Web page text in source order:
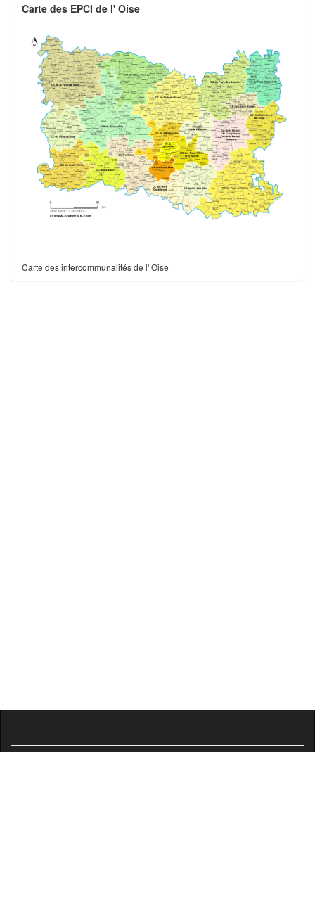
Carte des EPCI de l' Oise
Carte des intercommunalités de l' Oise